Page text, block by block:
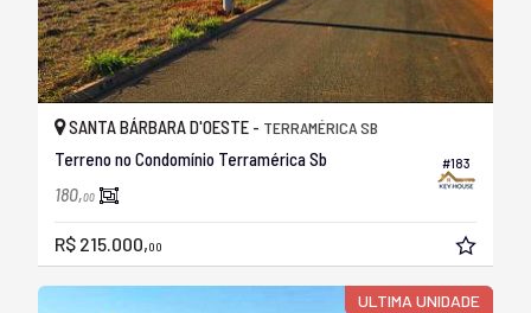
#183
SANTA BÁRBARA D'OESTE - TERRAMÉRICA SB
Terreno no Condomínio Terramérica Sb
180,00
R$ 215.000,00
ULTIMA UNIDADE